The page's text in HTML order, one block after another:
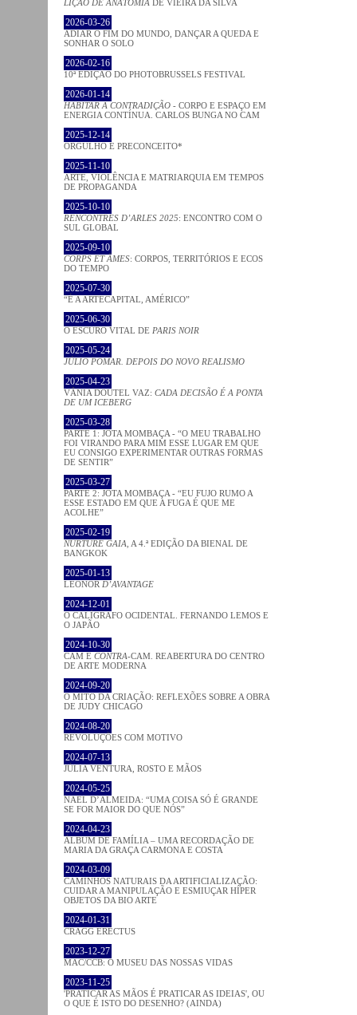
LIÇÃO DE ANATOMIA DE VIEIRA DA SILVA
2026-03-26
ADIAR O FIM DO MUNDO, DANÇAR A QUEDA E
SONHAR O SOLO
2026-02-16
10ª EDIÇÃO DO PHOTOBRUSSELS FESTIVAL
2026-01-14
HABITAR A CONTRADIÇÃO - CORPO E ESPAÇO EM
ENERGIA CONTÍNUA. CARLOS BUNGA NO CAM
2025-12-14
ORGULHO E PRECONCEITO*
2025-11-10
ARTE, VIOLÊNCIA E MATRIARQUIA EM TEMPOS
DE PROPAGANDA
2025-10-10
RENCONTRES D’ARLES 2025: ENCONTRO COM O
SUL GLOBAL
2025-09-10
CORPS ET ÂMES: CORPOS, TERRITÓRIOS E ECOS
DO TEMPO
2025-07-30
“É A ARTECAPITAL, AMÉRICO”
2025-06-30
O ESCURO VITAL DE PARIS NOIR
2025-05-24
JÚLIO POMAR. DEPOIS DO NOVO REALISMO
2025-04-23
VÂNIA DOUTEL VAZ: CADA DECISÃO É A PONTA
DE UM ICEBERG
2025-03-28
PARTE 1: JOTA MOMBAÇA - “O MEU TRABALHO
FOI VIRANDO PARA MIM ESSE LUGAR EM QUE
EU CONSIGO EXPERIMENTAR OUTRAS FORMAS
DE SENTIR”
2025-03-27
PARTE 2: JOTA MOMBAÇA - “EU FUJO RUMO A
ESSE ESTADO EM QUE A FUGA É QUE ME
ACOLHE”
2025-02-19
NURTURE GAIA , A 4.ª EDIÇÃO DA BIENAL DE
BANGKOK
2025-01-13
LEONOR D’AVANTAGE
2024-12-01
O CALÍGRAFO OCIDENTAL. FERNANDO LEMOS E
O JAPÃO
2024-10-30
CAM E CONTRA-CAM. REABERTURA DO CENTRO
DE ARTE MODERNA
2024-09-20
O MITO DA CRIAÇÃO: REFLEXÕES SOBRE A OBRA
DE JUDY CHICAGO
2024-08-20
REVOLUÇÕES COM MOTIVO
2024-07-13
JÚLIA VENTURA, ROSTO E MÃOS
2024-05-25
NAEL D’ALMEIDA: “UMA COISA SÓ É GRANDE
SE FOR MAIOR DO QUE NÓS”
2024-04-23
ÁLBUM DE FAMÍLIA – UMA RECORDAÇÃO DE
MARIA DA GRAÇA CARMONA E COSTA
2024-03-09
CAMINHOS NATURAIS DA ARTIFICIALIZAÇÃO:
CUIDAR A MANIPULAÇÃO E ESMIUÇAR HÍPER
OBJETOS DA BIO ARTE
2024-01-31
CRAGG ERECTUS
2023-12-27
MAC/CCB: O MUSEU DAS NOSSAS VIDAS
2023-11-25
'PRATICAR AS MÃOS É PRATICAR AS IDEIAS', OU
O QUE É ISTO DO DESENHO? (AINDA)